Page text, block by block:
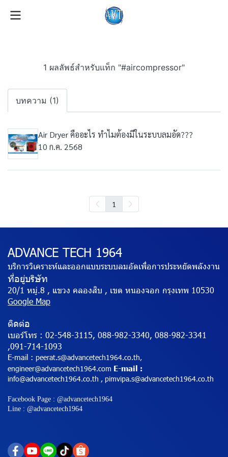
1 ผลลัพธ์สำหรับแท็ก "#aircompressor"
บทความ (1)
Air Dryer คืออะไร ทำไมต้องมีในระบบลมอัด???
10 ก.ค. 2568
1
ADVANCE TECH 1964
บริการวิเคราะห์และออกแบบระบบลมอัดเพื่อการประหยัดพลังงาน
ที่อยู่บริษัท
20/1 หมู่.8 , แขวง คลองสิบ , เขต หนองจอก กรุงเทพ 10530
Google Map
ติดต่อ
เบอร์โทร : 02-548-3115, 088-982-3340, 088-982-3341
,091-714-1093
E-mail : peerat.s@advancetech1964.co.th,
engineer@advancetech1964.com E-mail :
info@advancetech1964.co.th , pimvipa.s@advancetech1964.co.th
Facebook Page : @advancetech1964
Line : @advancetech1964